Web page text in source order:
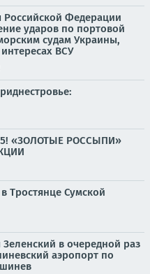
Федерации
ударов по портовой
судам Украины,
ВСУ
«ЗОЛОТЫЕ РОССЫПИ»
Тростянце Сумской
в очередной раз
аэропорт по